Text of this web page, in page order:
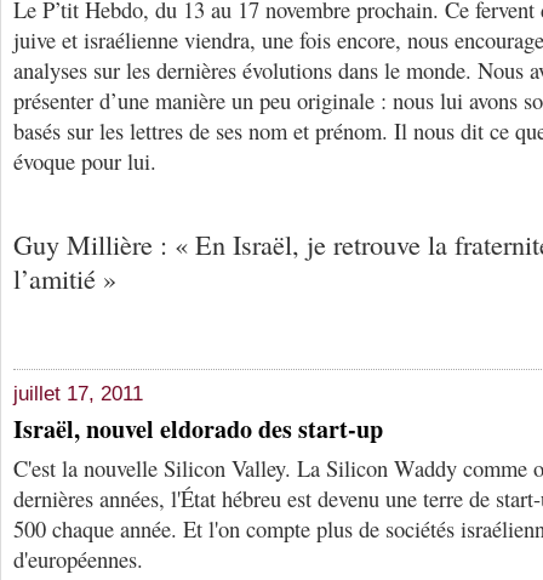
Le P’tit Hebdo, du 13 au 17 novembre prochain. Ce fervent
juive et israélienne viendra, une fois encore, nous
analyses sur les dernières évolutions dans le monde. Nous
présenter d’une manière un peu originale : nous lui avons
basés sur les lettres de ses nom et prénom. Il nous dit ce
évoque pour lui.
Guy Millière : « En Israël, je retrouve la
l’amitié »
juillet 17, 2011
Israël, nouvel eldorado des start-up
C'est la nouvelle Silicon Valley. La Silicon Waddy comme
dernières années, l'État hébreu est devenu une terre de
500 chaque année. Et l'on compte plus de sociétés
d'européennes.